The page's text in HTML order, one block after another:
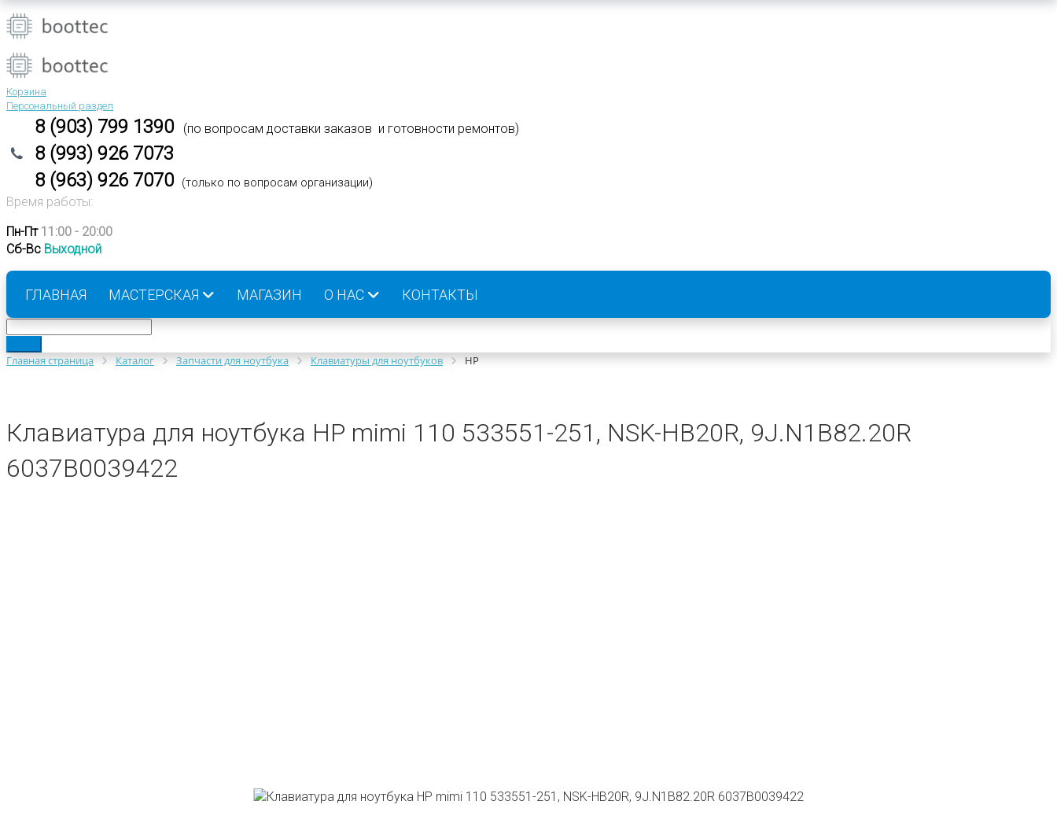
Корзина
Персональный раздел
8 (903) 799 1390 (по вопросам доставки заказов и готовности ремонтов)
8 (993) 926 7073
8 (963) 926 7070 (только по вопросам организации)
Время работы:
Пн-Пт 11:00 - 20:00
Сб-Вс Выходной
ГЛАВНАЯ МАСТЕРСКАЯ МАГАЗИН О НАС КОНТАКТЫ
Главная страница Каталог Запчасти для ноутбука Клавиатуры для ноутбуков HP
Клавиатура для ноутбука HP mimi 110 533551-251, NSK-HB20R, 9J.N1B82.20R
6037B0039422